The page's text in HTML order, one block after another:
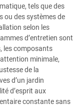
tels que des
ou des systèmes de
selon les
d’entretien sont
les composants
minimale,
de la
d’un jardin
d’esprit aux
constante sans